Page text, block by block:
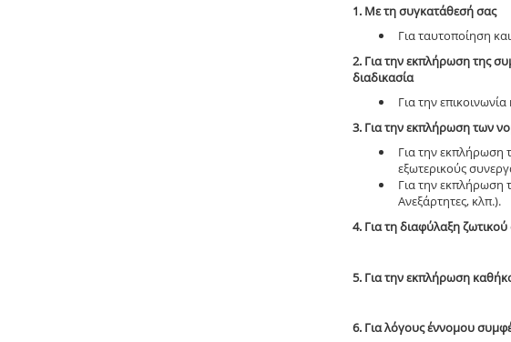
1. Με τη συγκατάθεσή σας
Για ταυτοποίηση
2. Για την εκπλήρωση της
διαδικασία
Για την
3. Για την εκπλήρωση των
Για την εκπλήρωση
εξωτερικούς
Για την εκπλήρωση
Ανεξάρτητες, κλπ.).
4. Για τη διαφύλαξη
5. Για την εκπλήρωση
6. Για λόγους έννομου